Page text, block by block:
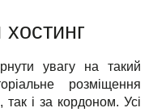
увагу на такий
розміщення
так і за кордоном. Усі